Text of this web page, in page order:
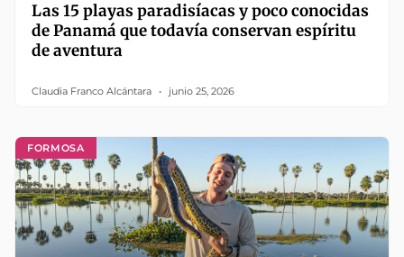
Las 15 playas paradisíacas y poco conocidas
de Panamá que todavía conservan espíritu
de aventura
Claudia Franco Alcántara junio 25, 2026
FORMOSA